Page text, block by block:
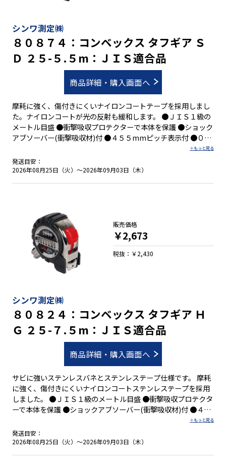
シンワ測定㈱
８０８７４：コンベックス タフギア Ｓ
Ｄ ２５-５.５m：ＪＩＳ適合品
商品詳細・購入画面へ
摩耗に強く、傷付きにくいナイロンコートテープを採用しまし
た。ナイロンコートが光の反射も緩和します。 ●ＪＩＳ１級の
メートル目盛 ●衝撃吸収プロテクターで本体を保護 ●ショック
アブソーバー(衝撃吸収材)付 ●４５５mmピッチ表示付 ●０点
補正移動爪付 ●しっかり握れる優れたグリップ性 ●両面目盛
●落下防止コードが取り付け可能 ●ベルトクリップとストラッ
プが標準装備
発送目安：
2026年08月25日（火）～2026年09月03日（木）
シンワ測定㈱
８０８２４：コンベックス タフギア Ｈ
Ｇ ２５-７.５m：ＪＩＳ適合品
商品詳細・購入画面へ
サビに強いステンレスバネとステンレステープ仕様です。 摩耗
に強く、傷付きにくいナイロンコートステンレステープを採用
しました。 ●ＪＩＳ１級のメートル目盛 ●衝撃吸収プロテクタ
ーで本体を保護 ●ショックアブソーバー(衝撃吸収材)付 ●４５
５mmピッチ表示付 ●０点補正移動爪付 ●しっかり握れる優れ
たグリップ性 ●両面目盛 ●落下防止コードが取り付け可能 ●
ベルトクリップとストラップが標準装備
発送目安：
2026年08月25日（火）～2026年09月03日（木）
販売価格
￥2,673
税抜：￥2,430